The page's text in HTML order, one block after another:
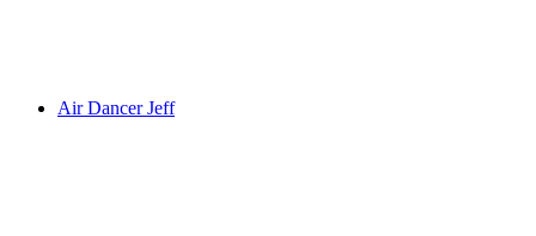
Air Dancer Jeff